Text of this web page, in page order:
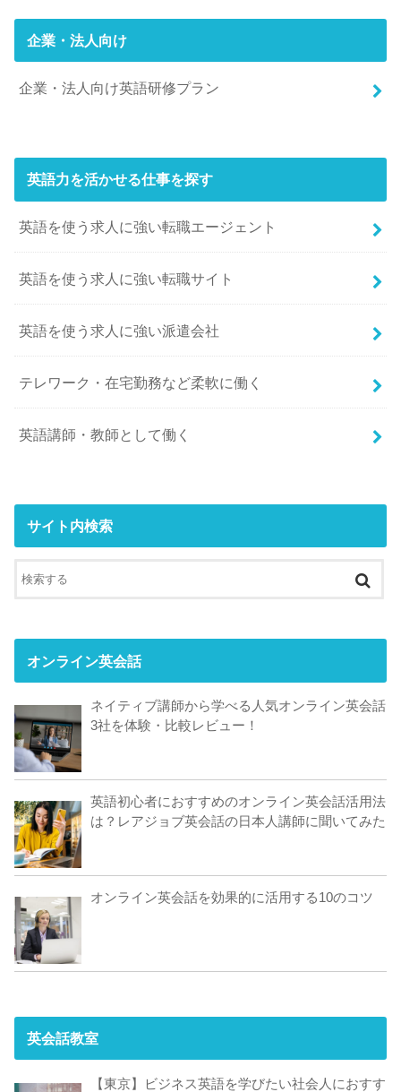
企業・法人向け
企業・法人向け英語研修プラン
英語力を活かせる仕事を探す
英語を使う求人に強い転職エージェント
英語を使う求人に強い転職サイト
英語を使う求人に強い派遣会社
テレワーク・在宅勤務など柔軟に働く
英語講師・教師として働く
サイト内検索
オンライン英会話
ネイティブ講師から学べる人気オンライン英会話
3社を体験・比較レビュー！
英語初心者におすすめのオンライン英会話活用法
は？レアジョブ英会話の日本人講師に聞いてみた
オンライン英会話を効果的に活用する10のコツ
英会話教室
【東京】ビジネス英語を学びたい社会人におすす